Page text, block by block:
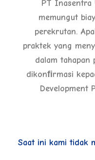
PT Inasentra
memungut
perekrutan.
praktek yang
dalam tahapan
dikonﬁrmasi
Development
Saat ini kami tidak